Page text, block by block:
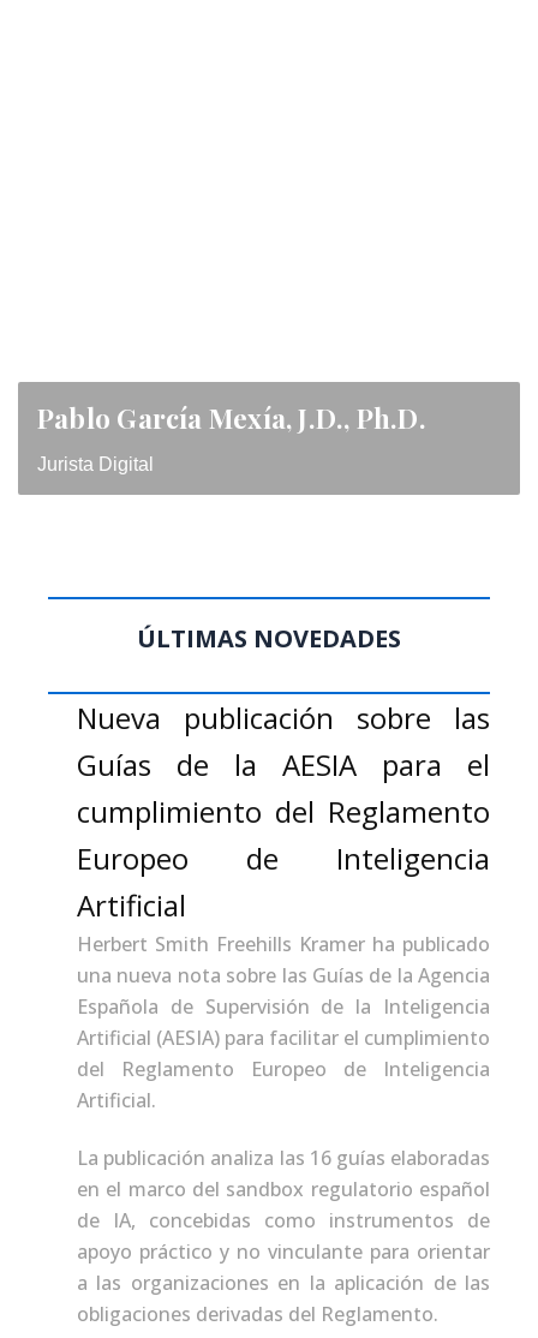
Pablo García Mexía, J.D., Ph.D.
Jurista Digital
ÚLTIMAS NOVEDADES
Nueva publicación sobre las
Guías de la AESIA para el
cumplimiento del Reglamento
Europeo de Inteligencia
Artificial
Herbert Smith Freehills Kramer ha publicado
una nueva nota sobre las Guías de la Agencia
Española de Supervisión de la Inteligencia
Artificial (AESIA) para facilitar el cumplimiento
del Reglamento Europeo de Inteligencia
Artificial.
La publicación analiza las 16 guías elaboradas
en el marco del sandbox regulatorio español
de IA, concebidas como instrumentos de
apoyo práctico y no vinculante para orientar
a las organizaciones en la aplicación de las
obligaciones derivadas del Reglamento.